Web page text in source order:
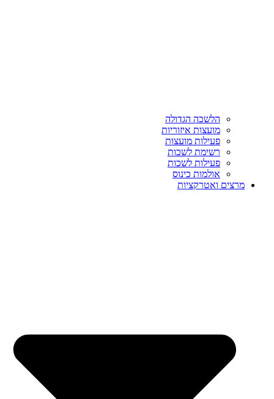
הלשכה הגדולה
מועצות איזוריות
פעילות מועצות
רשימת לשכות
פעילות לשכות
אולמות כינוס
מרצים ואטרקציות